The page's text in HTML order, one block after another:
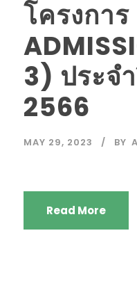
โครงการ
3) ประจ
2566
MAY 29, 2023 BY
Read More